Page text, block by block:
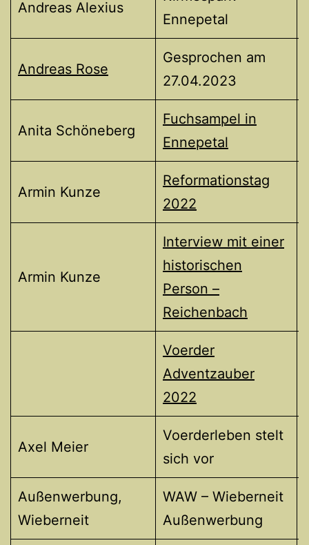
Andreas Alexius
Ennepetal
Andreas Rose
Gesprochen am
27.04.2023
Anita Schöneberg
Fuchsampel in
Ennepetal
Armin Kunze
Reformationstag
2022
Armin Kunze
Interview mit einer
historischen
Person –
Reichenbach
Voerder
Adventzauber
2022
Axel Meier
Voerderleben stelt
sich vor
Außenwerbung,
Wieberneit
WAW – Wieberneit
Außenwerbung